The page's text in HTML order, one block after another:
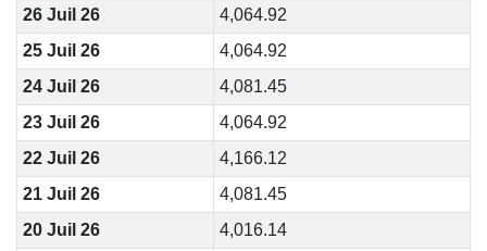
26 Juil 26
4,064.92
25 Juil 26
4,064.92
24 Juil 26
4,081.45
23 Juil 26
4,064.92
22 Juil 26
4,166.12
21 Juil 26
4,081.45
20 Juil 26
4,016.14